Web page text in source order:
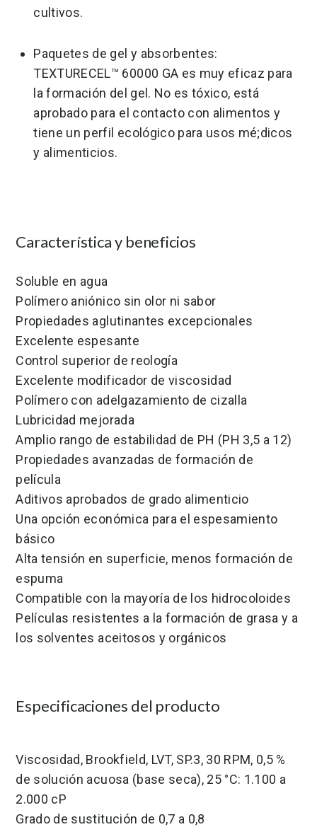
cultivos.
Paquetes de gel y absorbentes:
TEXTURECEL™ 60000 GA es muy eficaz para
la formación del gel. No es tóxico, está
aprobado para el contacto con alimentos y
tiene un perfil ecológico para usos mé;dicos
y alimenticios.
Característica y beneficios
Soluble en agua
Polímero aniónico sin olor ni sabor
Propiedades aglutinantes excepcionales
Excelente espesante
Control superior de reología
Excelente modificador de viscosidad
Polímero con adelgazamiento de cizalla
Lubricidad mejorada
Amplio rango de estabilidad de PH (PH 3,5 a 12)
Propiedades avanzadas de formación de
película
Aditivos aprobados de grado alimenticio
Una opción económica para el espesamiento
básico
Alta tensión en superficie, menos formación de
espuma
Compatible con la mayoría de los hidrocoloides
Películas resistentes a la formación de grasa y a
los solventes aceitosos y orgánicos
Especificaciones del producto
Viscosidad, Brookfield, LVT, SP.3, 30 RPM, 0,5 %
de solución acuosa (base seca), 25 °C: 1.100 a
2.000 cP
Grado de sustitución de 0,7 a 0,8